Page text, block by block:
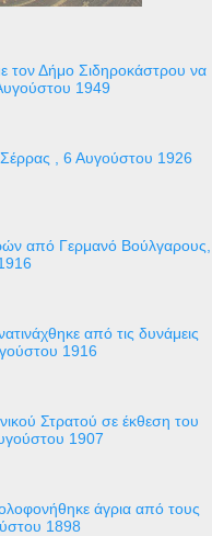
τον Δήμο Σιδηροκάστρου να
1949
, 6 Αυγούστου 1926
από Γερμανό Βούλγαρους,
από τις δυνάμεις
1916
Στρατού σε έκθεση του
1907
άγρια από τους
1898